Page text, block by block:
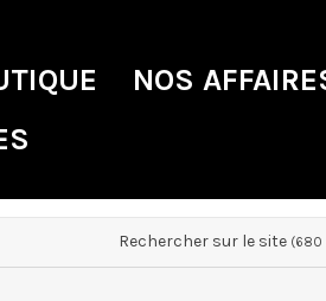
NOS
Rechercher sur le site (680